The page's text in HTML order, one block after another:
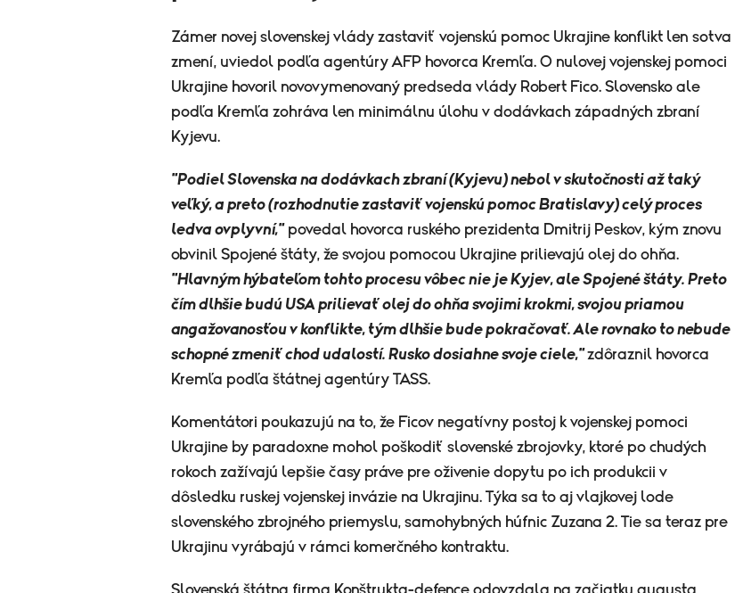
Zámer novej slovenskej vlády zastaviť vojenskú pomoc Ukrajine konflikt len sotva
zmení, uviedol podľa agentúry AFP hovorca Kremľa. O nulovej vojenskej pomoci
Ukrajine hovoril novovymenovaný predseda vlády Robert Fico. Slovensko ale
podľa Kremľa zohráva len minimálnu úlohu v dodávkach západných zbraní
Kyjevu.
"Podiel Slovenska na dodávkach zbraní (Kyjevu) nebol v skutočnosti až taký
veľký, a preto (rozhodnutie zastaviť vojenskú pomoc Bratislavy) celý proces
ledva ovplyvní,"povedal hovorca ruského prezidenta Dmitrij Peskov, kým znovu
obvinil Spojené štáty, že svojou pomocou Ukrajine prilievajú olej do ohňa.
"Hlavným hýbateľom tohto procesu vôbec nie je Kyjev, ale Spojené štáty. Preto
čím dlhšie budú USA prilievať olej do ohňa svojimi krokmi, svojou priamou
angažovanosťou v konflikte, tým dlhšie bude pokračovať. Ale rovnako to nebude
schopné zmeniť chod udalostí. Rusko dosiahne svoje ciele,"zdôraznil hovorca
Kremľa podľa štátnej agentúry TASS.
Komentátori poukazujú na to, že Ficov negatívny postoj k vojenskej pomoci
Ukrajine by paradoxne mohol poškodiť slovenské zbrojovky, ktoré po chudých
rokoch zažívajú lepšie časy práve pre oživenie dopytu po ich produkcii v
dôsledku ruskej vojenskej invázie na Ukrajinu. Týka sa to aj vlajkovej lode
slovenského zbrojného priemyslu, samohybných húfnic Zuzana 2. Tie sa teraz pre
Ukrajinu vyrábajú v rámci komerčného kontraktu.